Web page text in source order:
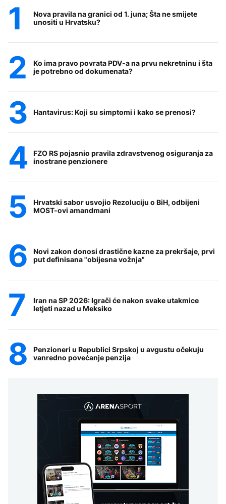
Nova pravila na granici od 1. juna; Šta ne smijete
unositi u Hrvatsku?
Ko ima pravo povrata PDV-a na prvu nekretninu i šta
je potrebno od dokumenata?
Hantavirus: Koji su simptomi i kako se prenosi?
FZO RS pojasnio pravila zdravstvenog osiguranja za
inostrane penzionere
Hrvatski sabor usvojio Rezoluciju o BiH, odbijeni
MOST-ovi amandmani
Novi zakon donosi drastične kazne za prekršaje, prvi
put definisana "obijesna vožnja"
Iran na SP 2026: Igrači će nakon svake utakmice
letjeti nazad u Meksiko
Penzioneri u Republici Srpskoj u avgustu očekuju
vanredno povećanje penzija